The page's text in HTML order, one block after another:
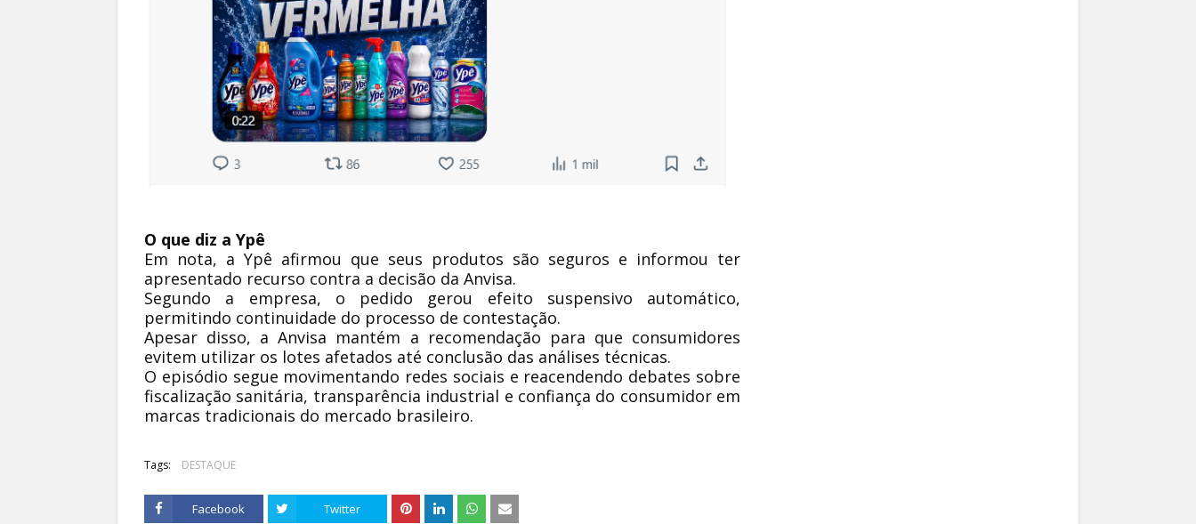
O que diz a Ypê
Em nota, a Ypê afirmou que seus produtos são seguros e informou ter
apresentado recurso contra a decisão da Anvisa.
Segundo a empresa, o pedido gerou efeito suspensivo automático,
permitindo continuidade do processo de contestação.
Apesar disso, a Anvisa mantém a recomendação para que consumidores
evitem utilizar os lotes afetados até conclusão das análises técnicas.
O episódio segue movimentando redes sociais e reacendendo debates sobre
fiscalização sanitária, transparência industrial e confiança do consumidor em
marcas tradicionais do mercado brasileiro.
Tags: DESTAQUE
Facebook Twitter